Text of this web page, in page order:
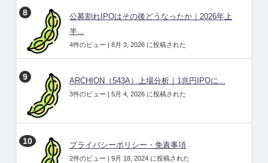
公募割れIPOはその後どうなったか｜2026年上
半...
4件のビュー | 8月 3, 2026 に投稿された
ARCHION（543A）上場分析｜1兆円IPOに...
3件のビュー | 5月 4, 2026 に投稿された
プライバシーポリシー・免責事項
2件のビュー | 9月 18, 2024 に投稿された